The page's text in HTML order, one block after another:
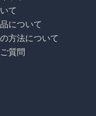
て
について
方法について
質問